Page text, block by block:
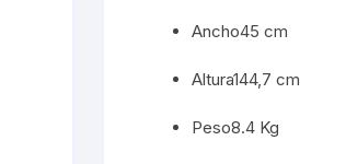
Ancho45 cm
Altura144,7 cm
Peso8.4 Kg